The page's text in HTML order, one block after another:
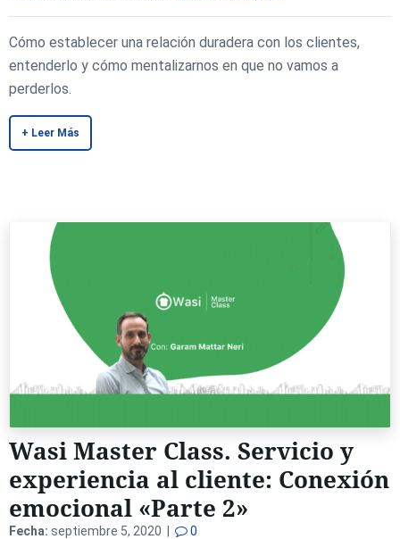
Cómo establecer una relación duradera con los clientes,
entenderlo y cómo mentalizarnos en que no vamos a
perderlos.
+ Leer Más
Wasi Master Class. Servicio y
experiencia al cliente: Conexión
emocional «Parte 2»
Fecha: septiembre 5, 2020 | 0